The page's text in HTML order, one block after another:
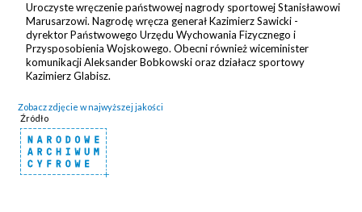
Uroczyste wręczenie państwowej nagrody sportowej Stanisławowi
Marusarzowi. Nagrodę wręcza generał Kazimierz Sawicki -
dyrektor Państwowego Urzędu Wychowania Fizycznego i
Przysposobienia Wojskowego. Obecni również wiceminister
komunikacji Aleksander Bobkowski oraz działacz sportowy
Kazimierz Glabisz.
Zobacz zdjęcie w najwyższej jakości
Źródło